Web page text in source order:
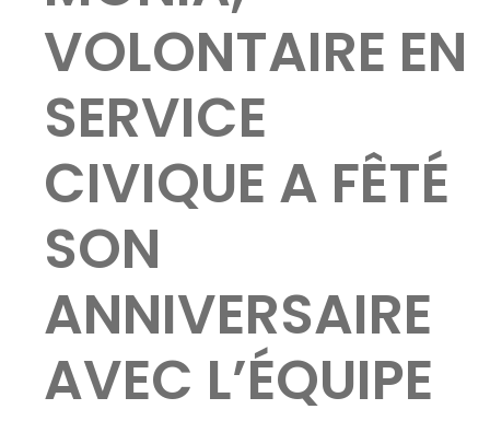
VOLONTAIRE EN
SERVICE
CIVIQUE A FÊTÉ
SON
ANNIVERSAIRE
AVEC L’ÉQUIPE